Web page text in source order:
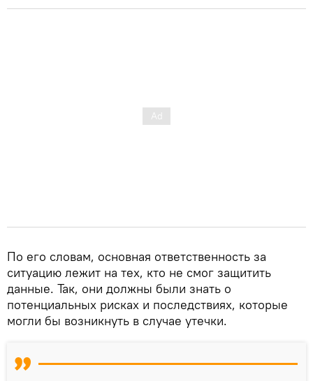
По его словам, основная ответственность за
ситуацию лежит на тех, кто не смог защитить
данные. Так, они должны были знать о
потенциальных рисках и последствиях, которые
могли бы возникнуть в случае утечки.